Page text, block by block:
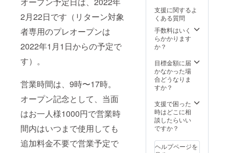
2月22日です（リターン対象
者専用のプレオープンは
2022年1月1日からの予定で
す）。
営業時間は、9時〜17時。
オープン記念として、当面
はお一人様1000円で営業時
間内はいつまで使用しても
追加料金不要で営業予定で
に自主
制作漫
画誌展
示即売
会「コ
ア」で
販売し
たもの
です。
版のも
のとな
りま
す）
支援に関するよ
くある質問
手数料はいく
らかかります
か？
目標金額に届
かなかった場
合どうなりま
すか？
支援で困った
時はどこに相
談したらいい
ですか？
ヘルプページを